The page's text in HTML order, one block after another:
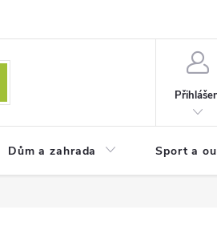
Dům a zahrada Sport a